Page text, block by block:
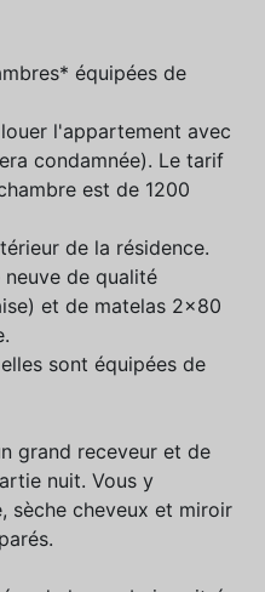
équipées de
l'appartement avec
condamnée). Le tarif
est de 1200
de la résidence.
de qualité
et de matelas 2x80
sont équipées de
grand receveur et de
nuit. Vous y
sèche cheveux et miroir